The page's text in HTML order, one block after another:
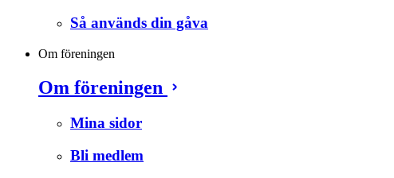
Så används din gåva
Om föreningen
Om föreningen
Mina sidor
Bli medlem